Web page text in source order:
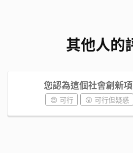
其他人的
您認為這個社會創新
😍 可行 😮 可行但疑惑